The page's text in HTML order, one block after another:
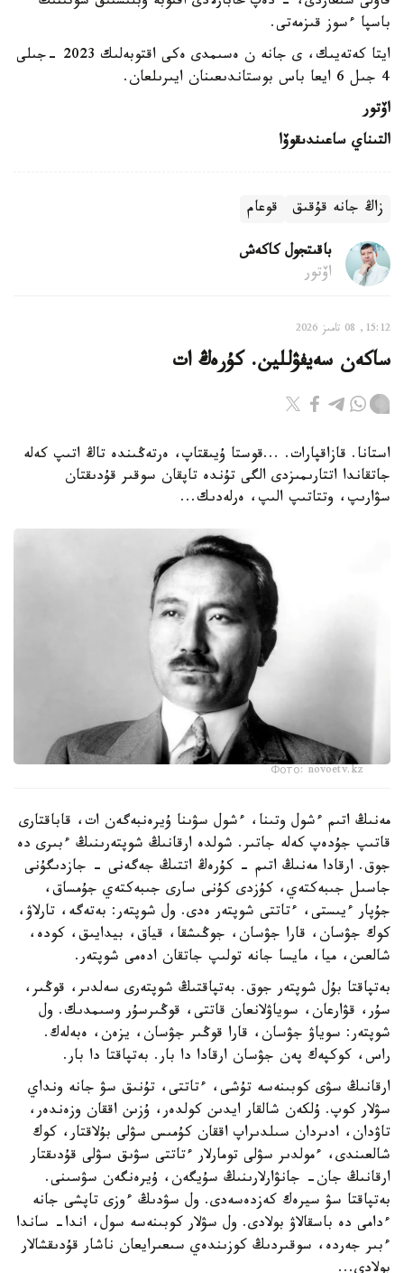
باسپا ءسوز قىزمەتى.
ايتا كەتەيىك، ى جانە ن ەسىمدى ەكى اقتوبەلىك 2023 -جىلى
4 جىل 6 ايعا باس بوستاندىعىنان ايىرىلعان.
اۆتور
التىناي ساعىندىقوۆا
زاڭ جانە قۇقىق قوعام
باقىتجول كاكەش
اۆتور
15:12, 08 تامىز 2026
ساكەن سەيفۋللين. كۇرەڭ ات
استانا. قازاقپارات. ...قوستا ۇيىقتاپ، ەرتەڭىندە تاڭ اتىپ كەلە
جاتقاندا اتتارىمىزدى الگى تۇندە تاپقان سوقىر قۇدىقتان
سۋارىپ، وتتاتىپ الىپ، ەرلەدىك...
Фото: novoetv.kz
مەنىڭ اتىم ءشول وتىنا، ءشول سۋىنا ۇيرەنبەگەن ات، قاباقتارى
قاتىپ جۇدەپ كەلە جاتىر. شولدە ارقانىڭ شوپتەرىنىڭ ءبىرى دە
جوق. ارقادا مەنىڭ اتىم - كۇرەڭ اتتىڭ جەگەنى - جازدىگۇنى
جاسىل جىبەكتەي، كۇزدى كۇنى سارى جىبەكتەي جۇمساق،
جۇپار ءيىستى، ءتاتتى شوپتەر ەدى. ول شوپتەر: بەتەگە، تارلاۋ،
كوك جۋسان، قارا جۋسان، جوڭىشقا، قياق، بيدايىق، كودە،
شالعىن، ميا، مايسا جانە تولىپ جاتقان ادەمى شوپتەر.
بەتپاقتا بۇل شوپتەر جوق. بەتپاقتىڭ شوپتەرى سەلدىر، قوڭىر،
سۇر، قۋارعان، سوياۋلانعان قاتتى، قوڭىرسۇر وسىمدىك. ول
شوپتەر: سوياۋ جۋسان، قارا قوڭىر جۋسان، يزەن، ەبەلەك.
راس، كوكپەك پەن جۋسان ارقادا دا بار. بەتپاقتا دا بار.
ارقانىڭ سۋى كوبىنەسە تۇشى، ءتاتتى، تۇنىق سۋ جانە ونداي
سۋلار كوپ. ۇلكەن شالقار ايدىن كولدەر، ۇزىن اققان وزەندەر،
تاۋدان، ادىردان سىلدىراپ اققان كۇمىس سۋلى بۇلاقتار، كوك
شالعىندى، ءمولدىر سۋلى تومارلار ءتاتتى سۋىق سۋلى قۇدىقتار
ارقانىڭ جان- جانۋارلارىنىڭ سۇيگەن، ۇيرەنگەن سۋسىنى.
بەتپاقتا سۋ سيرەك كەزدەسەدى. ول سۋدىڭ ءوزى تاپشى جانە
ءدامى دە باسقالاۋ بولادى. ول سۋلار كوبىنەسە سول، اندا- ساندا
ءبىر جەردە، سوقىردىڭ كوزىندەي سىعىرايعان ناشار قۇدىقشالار